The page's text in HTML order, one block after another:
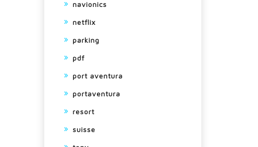
navionics
netflix
parking
pdf
port aventura
portaventura
resort
suisse